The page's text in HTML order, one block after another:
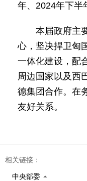
年、2024年下半
本届政府主
心，坚决捍卫匈
一体化建设，配
周边国家以及西
德集团合作。在
友好关系。
相关链接：
中央部委